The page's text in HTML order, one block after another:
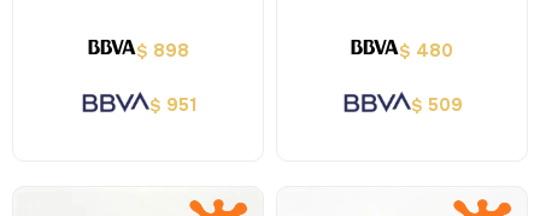
$ 898
$ 951
$ 480
$ 509